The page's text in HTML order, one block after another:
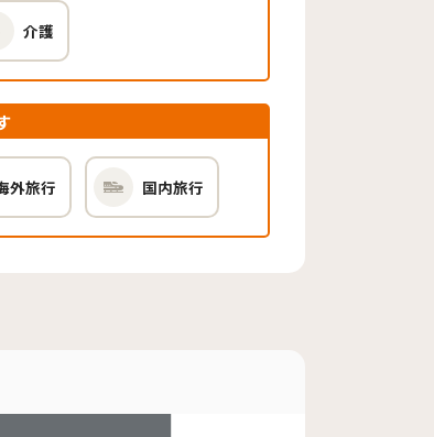
介護
外旅行 国内旅行